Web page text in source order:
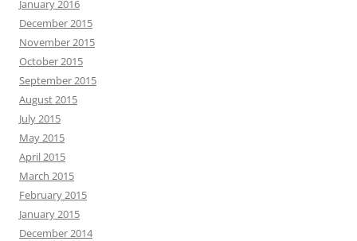
January 2016
December 2015
November 2015
October 2015
September 2015
August 2015
July 2015
May 2015
April 2015
March 2015
February 2015
January 2015
December 2014